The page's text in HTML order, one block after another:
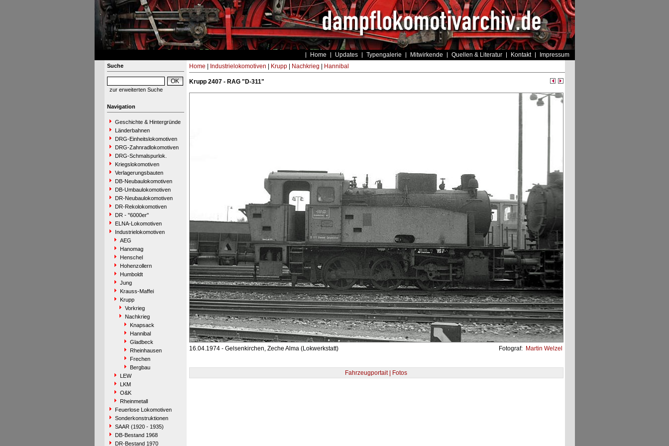
Home Updates Typengalerie Mitwirkende Quellen & Literatur Kontakt Impressum
Suche
zur erweiterten Suche
Navigation
Geschichte & Hintergründe
Länderbahnen
DRG-Einheitslokomotiven
DRG-Zahnradlokomotiven
DRG-Schmalspurlok.
Kriegslokomotiven
Verlagerungsbauten
DB-Neubaulokomotiven
DB-Umbaulokomotiven
DR-Neubaulokomotiven
DR-Rekolokomotiven
DR - "6000er"
ELNA-Lokomotiven
Industrielokomotiven
AEG
Hanomag
Henschel
Hohenzollern
Humboldt
Jung
Krauss-Maffei
Krupp
Vorkrieg
Nachkrieg
Knapsack
Hannibal
Gladbeck
Rheinhausen
Frechen
Bergbau
LEW
LKM
O&K
Rheinmetall
Feuerlose Lokomotiven
Sonderkonstruktionen
SAAR (1920 - 1935)
DB-Bestand 1968
DR-Bestand 1970
Home Industrielokomotiven Krupp| Nachkrieg Hannibal
Krupp 2407 - RAG "D-311"
16.04.1974 - Gelsenkirchen, Zeche Alma (Lokwerkstatt) Fotograf: Martin Welzel
Fahrzeugportait | Fotos